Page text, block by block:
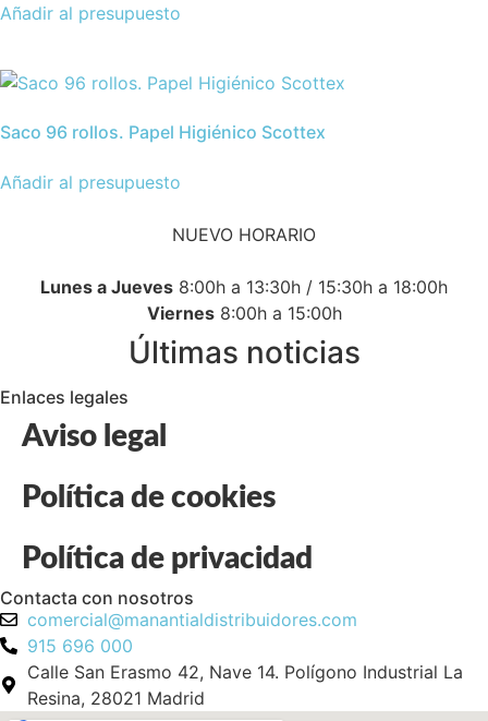
Añadir al presupuesto
Saco 96 rollos. Papel Higiénico Scottex
Añadir al presupuesto
NUEVO HORARIO
Lunes a Jueves 8:00h a 13:30h / 15:30h a 18:00h
Viernes8:00h a 15:00h
Últimas noticias
Enlaces legales
Aviso legal
Política de cookies
Política de privacidad
Contacta con nosotros
comercial@manantialdistribuidores.com
915 696 000
Calle San Erasmo 42, Nave 14. Polígono Industrial La
Resina, 28021 Madrid